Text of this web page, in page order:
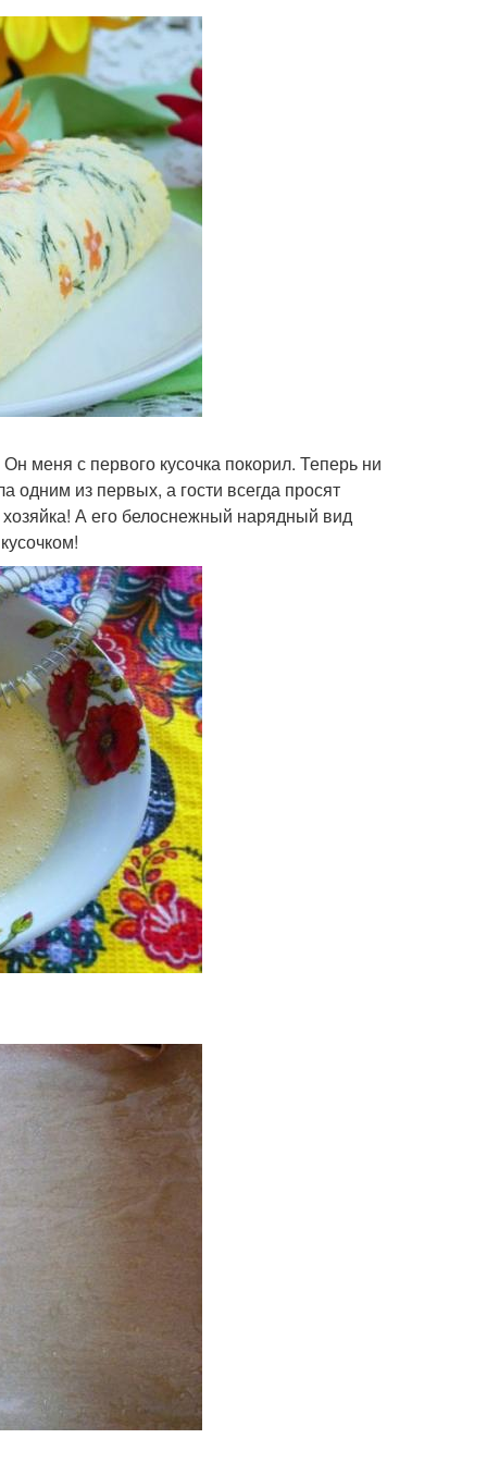
меня с первого кусочка покорил. Теперь ни
одним из первых, а гости всегда просят
А его белоснежный нарядный вид